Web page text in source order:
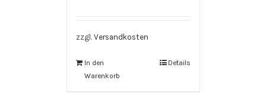
zzgl. Versandkosten
In den
Warenkorb
Details